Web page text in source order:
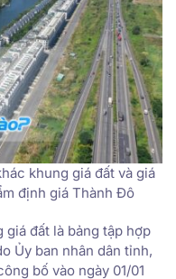
khung giá đất và giá
định giá Thành Đô
giá đất là bảng tập hợp
Ủy ban nhân dân tỉnh,
bố vào ngày 01/01